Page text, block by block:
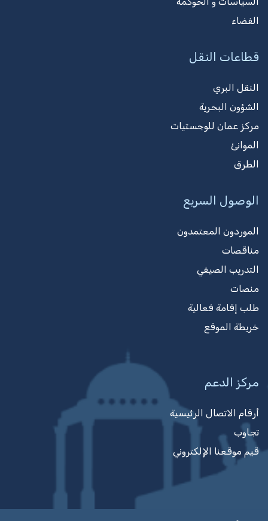
الفضاء
قطاعات النقل
النقل البري
الشؤون البحرية
مركز عمان للوجستيات
الموانئ
الطرق
الوصول السريع
الموردون المعتمدون
مناقصات
التدريب الصيفي
منصات
طلب إقامة فعالية
خريطة الموقع
مركز الدعم
أرقام الاتصال الرئيسية
تجاوب
قيم موقعنا الإلكتروني